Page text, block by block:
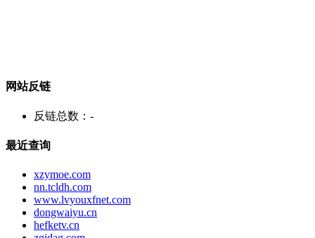
网站反链
反链总数： -
最近查询
xzymoe.com
nn.tcldh.com
www.lvyouxfnet.com
dongwaiyu.cn
hefketv.cn